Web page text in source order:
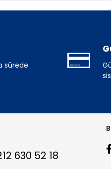
sürede
630 52 18